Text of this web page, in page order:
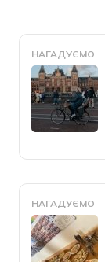
НАГАДУЄМО
НАГАДУЄМО